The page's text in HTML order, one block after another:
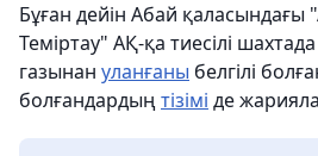
Бұған дейін Абай қаласындағы
Теміртау" АҚ-қа тиесілі
газынан уланғаны белгілі
болғандардың тізімі де